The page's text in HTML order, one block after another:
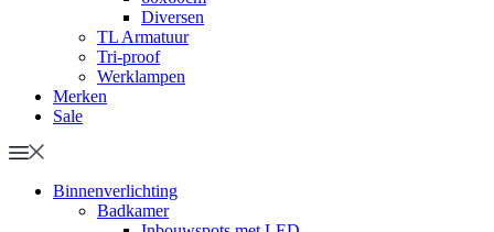
Diversen
TL Armatuur
Tri-proof
Werklampen
Merken
Sale
Binnenverlichting
Badkamer